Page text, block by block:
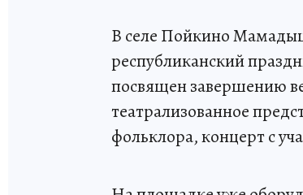
В селе Пойкино
республиканский
посвящен завершению
театрализованное
фольклора, концерт с